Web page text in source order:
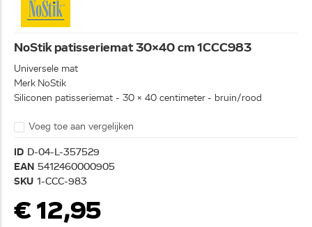
NoStik patisseriemat 30x40 cm 1CCC983
Universele mat
Merk NoStik
Siliconen patisseriemat - 30 x 40 centimeter - bruin/rood
Voeg toe aan vergelijken
ID D-04-L-357529
EAN 5412460000905
SKU 1-CCC-983
€ 12,95